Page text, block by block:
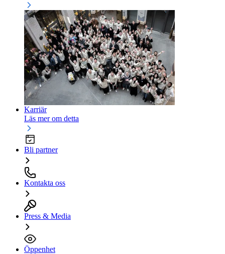
Karriär
Läs mer om detta
Bli partner
Kontakta oss
Press & Media
Öppenhet